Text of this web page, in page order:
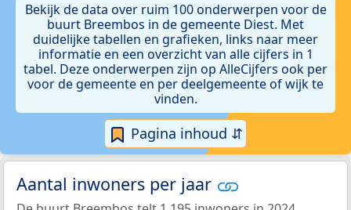
Bekijk de data over ruim 100 onderwerpen voor de
buurt Breembos in de gemeente Diest. Met
duidelijke tabellen en grafieken, links naar meer
informatie en een overzicht van alle cijfers in 1
tabel. Deze onderwerpen zijn op AlleCijfers ook per
voor de gemeente en per deelgemeente of wijk te
vinden.
Pagina inhoud ⇵
Aantal inwoners per jaar